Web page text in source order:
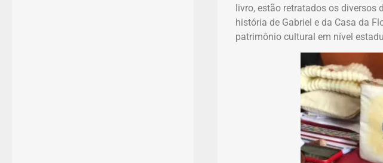
livro, estão retratados os diversos
história de Gabriel e da Casa da
patrimônio cultural em nível